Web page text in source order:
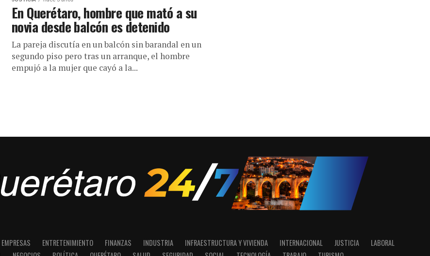
En Querétaro, hombre que mató a su
novia desde balcón es detenido
La pareja discutía en un balcón sin barandal en un
segundo piso pero tras un arranque, el hombre
empujó a la mujer que cayó a la...
EMPRESAS ENTRETENIMIENTO FINANZAS INDUSTRIA INFRAESTRUCTURA Y VIVIENDA INTERNACIONAL JUSTICIA
LABORAL